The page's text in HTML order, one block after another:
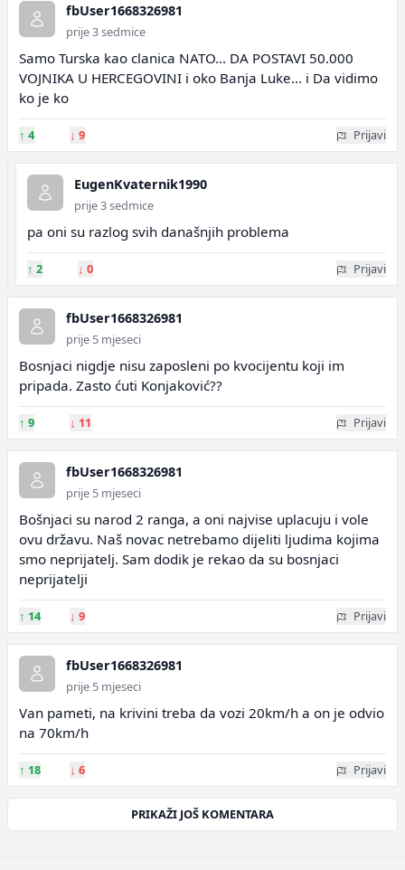
fbUser1668326981
prije 3 sedmice
Samo Turska kao clanica NATO... DA POSTAVI 50.000
VOJNIKA U HERCEGOVINI i oko Banja Luke... i Da vidimo
ko je ko
↑ 4 ↓ 9 Prijavi
EugenKvaternik1990
prije 3 sedmice
pa oni su razlog svih današnjih problema
↑ 2 ↓ 0 Prijavi
fbUser1668326981
prije 5 mjeseci
Bosnjaci nigdje nisu zaposleni po kvocijentu koji im
pripada. Zasto ćuti Konjaković??
↑ 9 ↓ 11 Prijavi
fbUser1668326981
prije 5 mjeseci
Bošnjaci su narod 2 ranga, a oni najvise uplacuju i vole
ovu državu. Naš novac netrebamo dijeliti ljudima kojima
smo neprijatelj. Sam dodik je rekao da su bosnjaci
neprijatelji
↑ 14 ↓ 9 Prijavi
fbUser1668326981
prije 5 mjeseci
Van pameti, na krivini treba da vozi 20km/h a on je odvio
na 70km/h
↑ 18 ↓ 6 Prijavi
PRIKAŽI JOŠ KOMENTARA